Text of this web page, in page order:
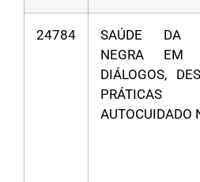
24784
SAÚDE DA
NEGRA EM
DIÁLOGOS,
AUTOCUIDADO